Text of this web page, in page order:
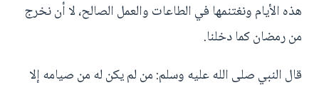
هذه الأيام ونغتنمها في الطاعات والعمل الصالح، لا أن نخرج
من رمضان كما دخلنا.
قال النبي صلى الله عليه وسلم: من لم يكن له من صيامه إلا